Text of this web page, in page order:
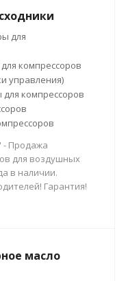
для
компрессоров
управления)
компрессоров
- Продажа
для воздушных
в наличии.
Гарантия!
масло